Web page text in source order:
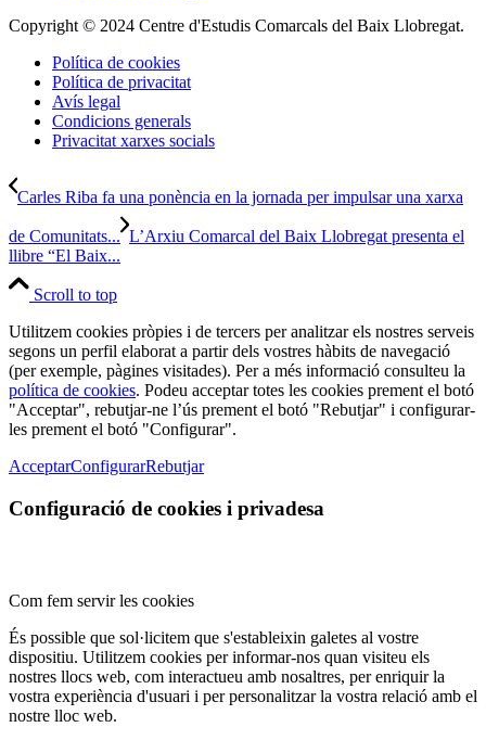
Copyright © 2024 Centre d'Estudis Comarcals del Baix Llobregat.
Política de cookies
Política de privacitat
Avís legal
Condicions generals
Privacitat xarxes socials
Carles Riba fa una ponència en la jornada per impulsar una xarxa
de Comunitats... L’Arxiu Comarcal del Baix Llobregat presenta el
llibre “El Baix...
Scroll to top
Utilitzem cookies pròpies i de tercers per analitzar els nostres serveis
segons un perfil elaborat a partir dels vostres hàbits de navegació
(per exemple, pàgines visitades). Per a més informació consulteu la
política de cookies. Podeu acceptar totes les cookies prement el botó
"Acceptar", rebutjar-ne l’ús prement el botó "Rebutjar" i configurar-
les prement el botó "Configurar".
AcceptarConfigurarRebutjar
Configuració de cookies i privadesa
Com fem servir les cookies
És possible que sol·licitem que s'estableixin galetes al vostre
dispositiu. Utilitzem cookies per informar-nos quan visiteu els
nostres llocs web, com interactueu amb nosaltres, per enriquir la
vostra experiència d'usuari i per personalitzar la vostra relació amb el
nostre lloc web.